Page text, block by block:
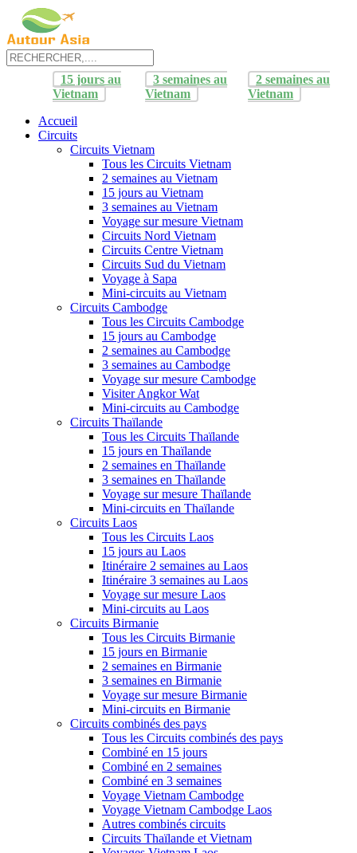
15 jours au
Vietnam
3 semaines au
Vietnam
2 semaines au
Vietnam
Accueil
Circuits
Circuits Vietnam
Tous les Circuits Vietnam
2 semaines au Vietnam
15 jours au Vietnam
3 semaines au Vietnam
Voyage sur mesure Vietnam
Circuits Nord Vietnam
Circuits Centre Vietnam
Circuits Sud du Vietnam
Voyage à Sapa
Mini-circuits au Vietnam
Circuits Cambodge
Tous les Circuits Cambodge
15 jours au Cambodge
2 semaines au Cambodge
3 semaines au Cambodge
Voyage sur mesure Cambodge
Visiter Angkor Wat
Mini-circuits au Cambodge
Circuits Thaïlande
Tous les Circuits Thaïlande
15 jours en Thaïlande
2 semaines en Thaïlande
3 semaines en Thaïlande
Voyage sur mesure Thaïlande
Mini-circuits en Thaïlande
Circuits Laos
Tous les Circuits Laos
15 jours au Laos
Itinéraire 2 semaines au Laos
Itinéraire 3 semaines au Laos
Voyage sur mesure Laos
Mini-circuits au Laos
Circuits Birmanie
Tous les Circuits Birmanie
15 jours en Birmanie
2 semaines en Birmanie
3 semaines en Birmanie
Voyage sur mesure Birmanie
Mini-circuits en Birmanie
Circuits combinés des pays
Tous les Circuits combinés des pays
Combiné en 15 jours
Combiné en 2 semaines
Combiné en 3 semaines
Voyage Vietnam Cambodge
Voyage Vietnam Cambodge Laos
Autres combinés circuits
Circuits Thaïlande et Vietnam